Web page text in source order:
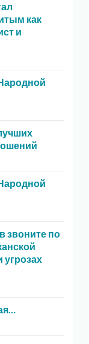
как
и
звоните по
угрозах